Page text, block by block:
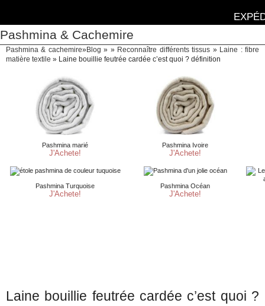
Pashmina & Cachemire
Pashmina & cachemire»Blog » » Reconnaître différents tissus » Laine : fibre
matière textile » Laine bouillie feutrée cardée c’est quoi ? définition
Laine bouillie feutrée cardée c’est quoi ?